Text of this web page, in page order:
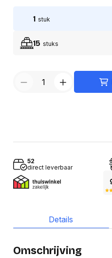
1 stuk
15 stuks
52
direct leverbaar
Details
Omschrijving